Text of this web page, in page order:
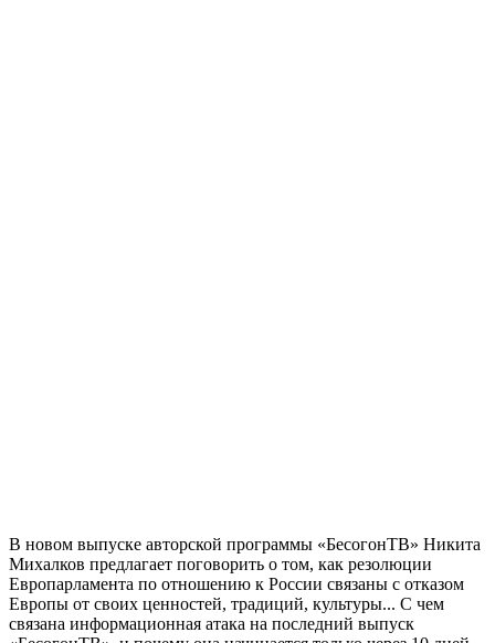
В новом выпуске авторской программы «БесогонТВ» Никита
Михалков предлагает поговорить о том, как резолюции
Европарламента по отношению к России связаны с отказом
Европы от своих ценностей, традиций, культуры... С чем
связана информационная атака на последний выпуск